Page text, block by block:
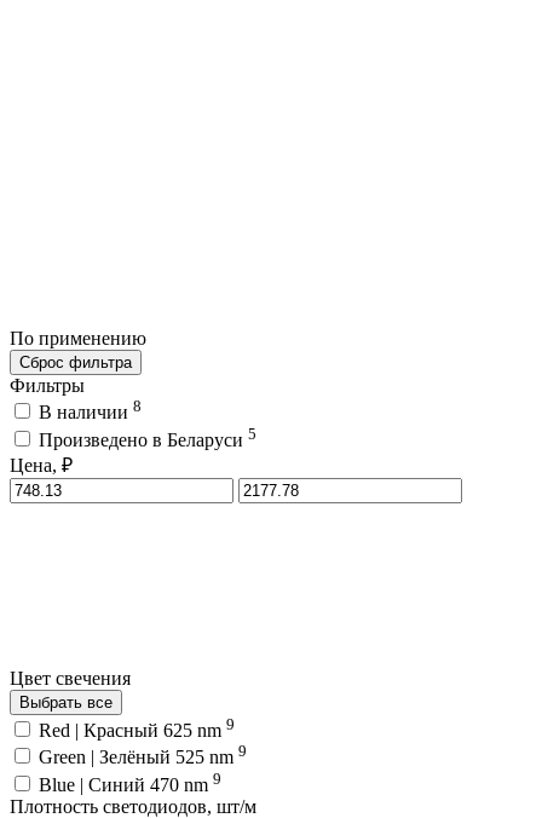
По применению
Сброс фильтра
Фильтры
В наличии 8
Произведено в Беларуси 5
Цена, ₽
Цвет свечения
Выбрать все
Red | Красный 625 nm 9
Green | Зелёный 525 nm 9
Blue | Синий 470 nm 9
Плотность светодиодов, шт/м